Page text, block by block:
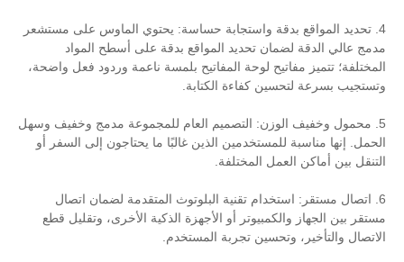
4. تحديد المواقع بدقة واستجابة حساسة: يحتوي الماوس على مستشعر
مدمج عالي الدقة لضمان تحديد المواقع بدقة على أسطح المواد
المختلفة؛ تتميز مفاتيح لوحة المفاتيح بلمسة ناعمة وردود فعل واضحة،
وتستجيب بسرعة لتحسين كفاءة الكتابة.
5. محمول وخفيف الوزن: التصميم العام للمجموعة مدمج وخفيف وسهل
الحمل. إنها مناسبة للمستخدمين الذين غالبًا ما يحتاجون إلى السفر أو
التنقل بين أماكن العمل المختلفة.
6. اتصال مستقر: استخدام تقنية البلوتوث المتقدمة لضمان اتصال
مستقر بين الجهاز والكمبيوتر أو الأجهزة الذكية الأخرى، وتقليل قطع
الاتصال والتأخير، وتحسين تجربة المستخدم.